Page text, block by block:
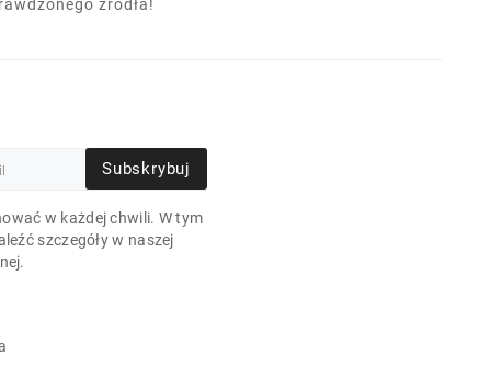
źródła!
Subskrybuj
w każdej chwili. W tym
szczegóły w naszej